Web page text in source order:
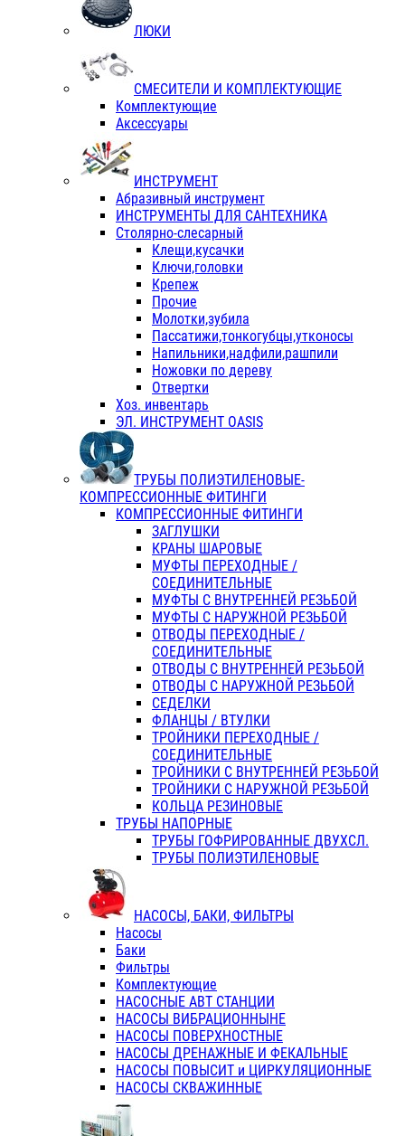
ЛЮКИ
СМЕСИТЕЛИ И КОМПЛЕКТУЮЩИЕ
Комплектующие
Аксессуары
ИНСТРУМЕНТ
Абразивный инструмент
ИНСТРУМЕНТЫ ДЛЯ САНТЕХНИКА
Столярно-слесарный
Клещи,кусачки
Ключи,головки
Крепеж
Прочие
Молотки,зубила
Пассатижи,тонкогубцы,утконосы
Напильники,надфили,рашпили
Ножовки по дереву
Отвертки
Хоз. инвентарь
ЭЛ. ИНСТРУМЕНТ OASIS
ТРУБЫ ПОЛИЭТИЛЕНОВЫЕ-
КОМПРЕССИОННЫЕ ФИТИНГИ
КОМПРЕССИОННЫЕ ФИТИНГИ
ЗАГЛУШКИ
КРАНЫ ШАРОВЫЕ
МУФТЫ ПЕРЕХОДНЫЕ /
СОЕДИНИТЕЛЬНЫЕ
МУФТЫ С ВНУТРЕННЕЙ РЕЗЬБОЙ
МУФТЫ С НАРУЖНОЙ РЕЗЬБОЙ
ОТВОДЫ ПЕРЕХОДНЫЕ /
СОЕДИНИТЕЛЬНЫЕ
ОТВОДЫ С ВНУТРЕННЕЙ РЕЗЬБОЙ
ОТВОДЫ С НАРУЖНОЙ РЕЗЬБОЙ
СЕДЕЛКИ
ФЛАНЦЫ / ВТУЛКИ
ТРОЙНИКИ ПЕРЕХОДНЫЕ /
СОЕДИНИТЕЛЬНЫЕ
ТРОЙНИКИ С ВНУТРЕННЕЙ РЕЗЬБОЙ
ТРОЙНИКИ С НАРУЖНОЙ РЕЗЬБОЙ
КОЛЬЦА РЕЗИНОВЫЕ
ТРУБЫ НАПОРНЫЕ
ТРУБЫ ГОФРИРОВАННЫЕ ДВУХСЛ.
ТРУБЫ ПОЛИЭТИЛЕНОВЫЕ
НАСОСЫ, БАКИ, ФИЛЬТРЫ
Насосы
Баки
Фильтры
Комплектующие
НАСОСНЫЕ АВТ СТАНЦИИ
НАСОСЫ ВИБРАЦИОННЫНЕ
НАСОСЫ ПОВЕРХНОСТНЫЕ
НАСОСЫ ДРЕНАЖНЫЕ И ФЕКАЛЬНЫЕ
НАСОСЫ ПОВЫСИТ и ЦИРКУЛЯЦИОННЫЕ
НАСОСЫ СКВАЖИННЫЕ